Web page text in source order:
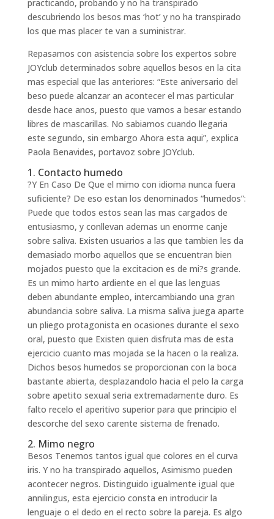
practicando, probando y no ha transpirado
descubriendo los besos mas ‘hot’ y no ha transpirado
los que mas placer te van a suministrar.
Repasamos con asistencia sobre los expertos sobre
JOYclub determinados sobre aquellos besos en la cita
mas especial que las anteriores: “Este aniversario del
beso puede alcanzar an acontecer el mas particular
desde hace anos, puesto que vamos a besar estando
libres de mascarillas. No sabiamos cuando llegaria
este segundo, sin embargo Ahora esta aqui”, explica
Paola Benavides, portavoz sobre JOYclub.
1. Contacto humedo
?Y En Caso De Que el mimo con idioma nunca fuera
suficiente? De eso estan los denominados “humedos”:
Puede que todos estos sean las mas cargados de
entusiasmo, y conllevan ademas un enorme canje
sobre saliva. Existen usuarios a las que tambien les da
demasiado morbo aquellos que se encuentran bien
mojados puesto que la excitacion es de mi?s grande.
Es un mimo harto ardiente en el que las lenguas
deben abundante empleo, intercambiando una gran
abundancia sobre saliva. La misma saliva juega aparte
un pliego protagonista en ocasiones durante el sexo
oral, puesto que Existen quien disfruta mas de esta
ejercicio cuanto mas mojada se la hacen o la realiza.
Dichos besos humedos se proporcionan con la boca
bastante abierta, desplazandolo hacia el pelo la carga
sobre apetito sexual seri­a extremadamente duro. Es
falto recelo el aperitivo superior para que principio el
descorche del sexo carente sistema de frenado.
2. Mimo negro
Besos Tenemos tantos igual que colores en el curva
iris. Y no ha transpirado aquellos, Asimismo pueden
acontecer negros. Distinguido igualmente igual que
annilingus, esta ejercicio consta en introducir la
lenguaje o el dedo en el recto sobre la pareja. Es algo